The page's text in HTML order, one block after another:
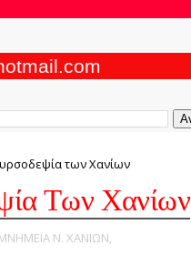
των Χανίων
Των Χανίων
Ν. ΧΑΝΙΩΝ,